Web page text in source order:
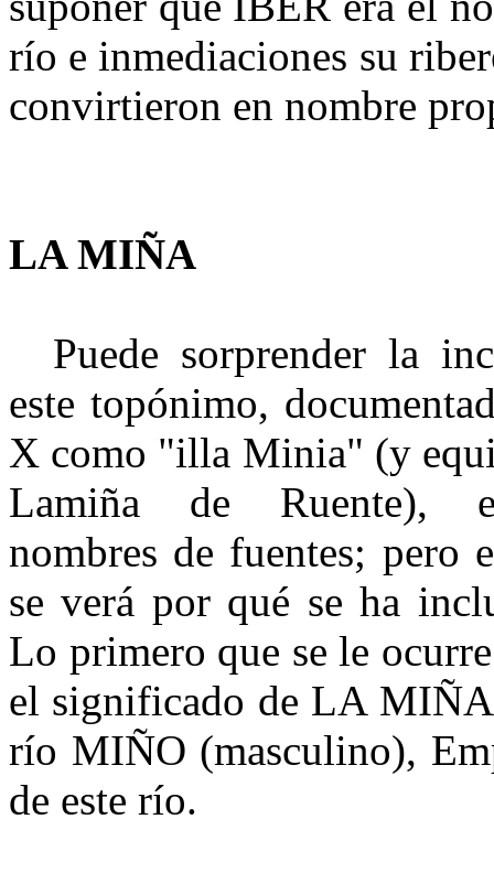
río e inmediaciones su
convirtieron en nombre
LA MIÑA
Puede sorprender la
este topónimo,
X como "illa Minia" (y
Lamiña de Ruente),
nombres de fuentes; pero
se verá por qué se ha
Lo primero que se le
el significado de LA
río MIÑO (masculino),
de este río.